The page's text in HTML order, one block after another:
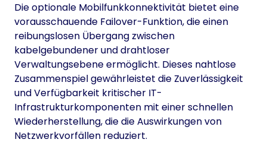
Die optionale Mobilfunkkonnektivität bietet eine
vorausschauende Failover-Funktion, die einen
reibungslosen Übergang zwischen
kabelgebundener und drahtloser
Verwaltungsebene ermöglicht. Dieses nahtlose
Zusammenspiel gewährleistet die Zuverlässigkeit
und Verfügbarkeit kritischer IT-
Infrastrukturkomponenten mit einer schnellen
Wiederherstellung, die die Auswirkungen von
Netzwerkvorfällen reduziert.